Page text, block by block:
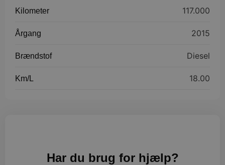
Kilometer 117.000
Årgang 2015
Brændstof Diesel
Km/L 18.00
Har du brug for hjælp?